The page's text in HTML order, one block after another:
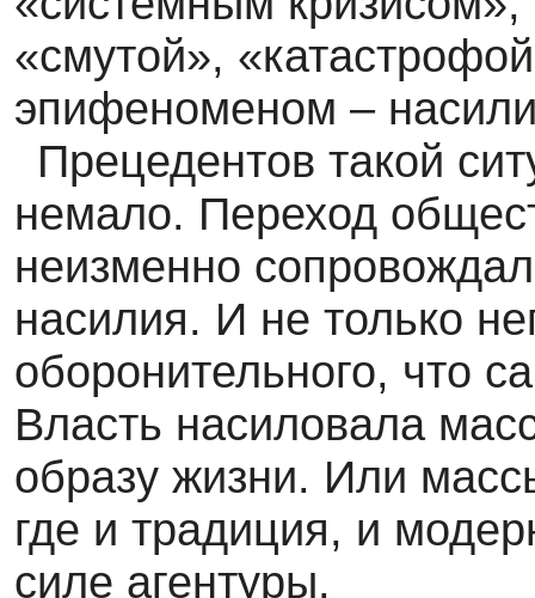
«смутой»,
эпифеноменом –
Прецедентов такой
немало. Переход
неизменно
насилия. И не только
оборонительного, что
Власть насиловала
образу жизни. Или
где и традиция, и
силе агентуры.